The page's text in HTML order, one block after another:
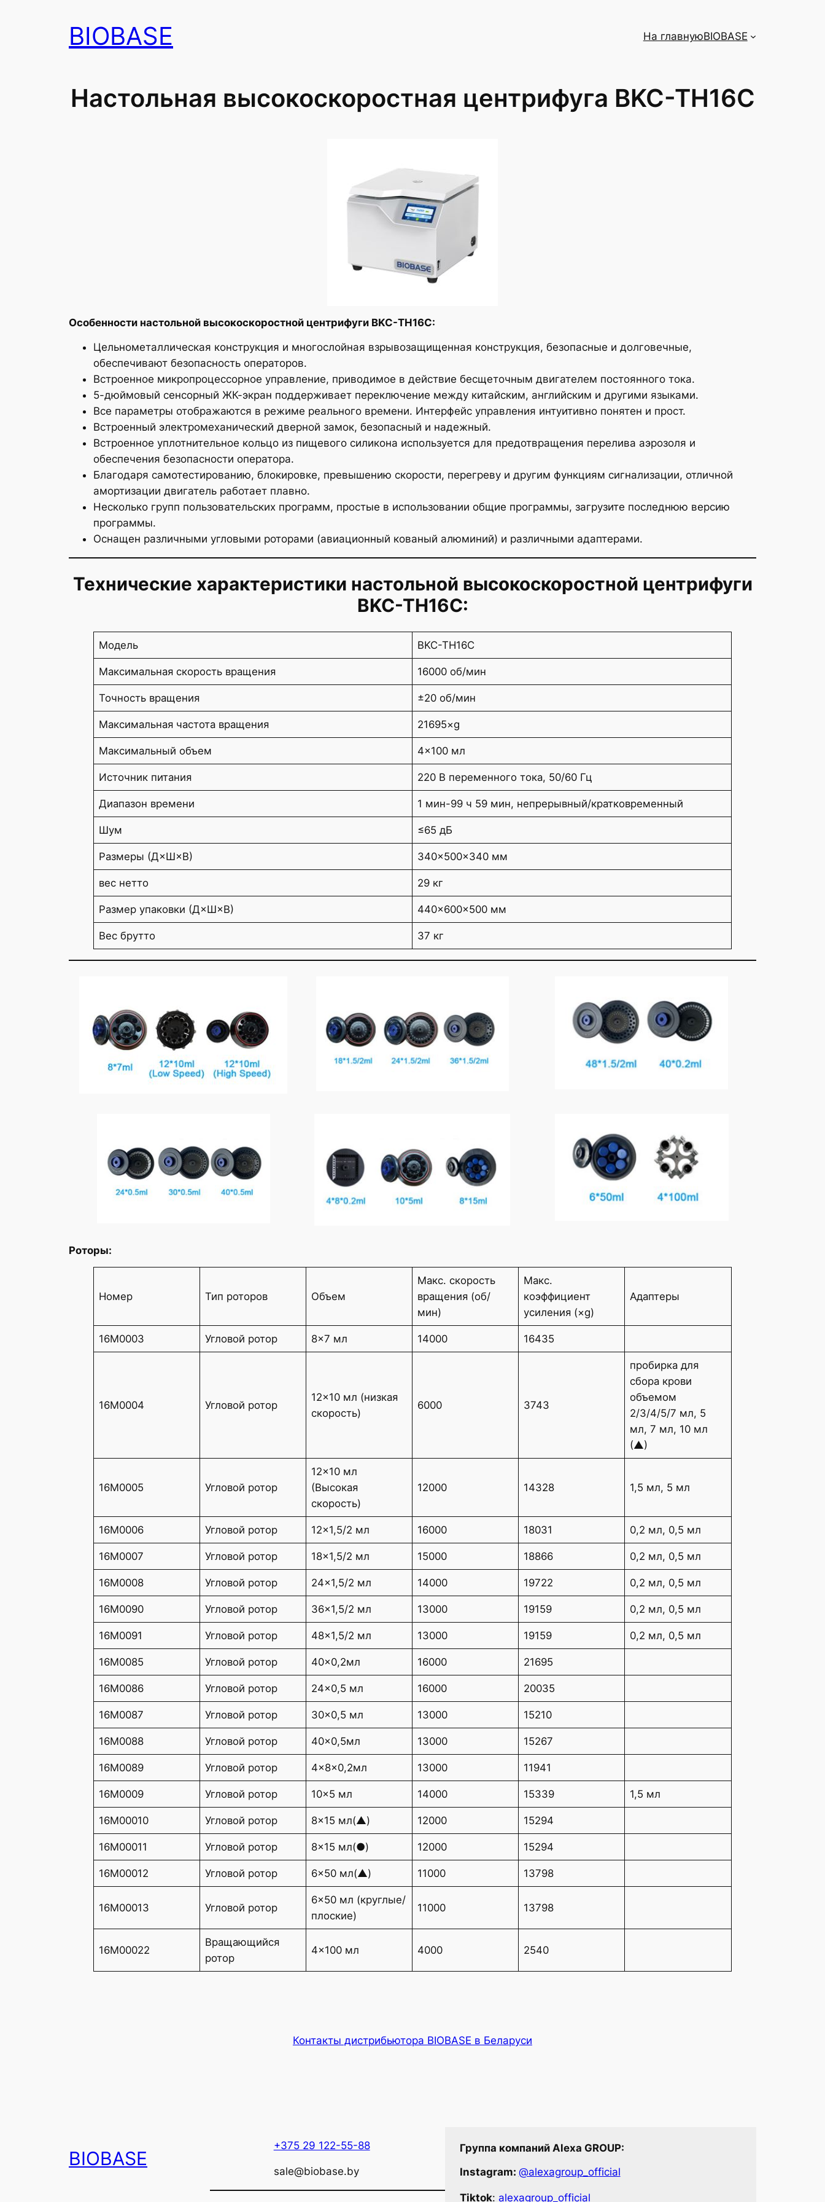
содержимомуBIOBASE На главнуюBIOBASE
Настольная высокоскоростная центрифуга BKC-TH16C
Особенности настольной высокоскоростной центрифуги BKC-TH16C:
Цельнометаллическая конструкция и многослойная взрывозащищенная конструкция, безопасные и долговечные,
обеспечивают безопасность операторов.
Встроенное микропроцессорное управление, приводимое в действие бесщеточным двигателем постоянного тока.
5-дюймовый сенсорный ЖК-экран поддерживает переключение между китайским, английским и другими языками.
Все параметры отображаются в режиме реального времени. Интерфейс управления интуитивно понятен и прост.
Встроенный электромеханический дверной замок, безопасный и надежный.
Встроенное уплотнительное кольцо из пищевого силикона используется для предотвращения перелива аэрозоля и
обеспечения безопасности оператора.
Благодаря самотестированию, блокировке, превышению скорости, перегреву и другим функциям сигнализации, отличной
амортизации двигатель работает плавно.
Несколько групп пользовательских программ, простые в использовании общие программы, загрузите последнюю версию
программы.
Оснащен различными угловыми роторами (авиационный кованый алюминий) и различными адаптерами.
Технические характеристики настольной высокоскоростной центрифуги
BKC-TH16C:
Модель BKC-TH16C
Максимальная скорость вращения 16000 об/мин
Точность вращения ±20 об/мин
Максимальная частота вращения 21695×g
Максимальный объем 4×100 мл
Источник питания 220 В переменного тока, 50/60 Гц
Диапазон времени 1 мин-99 ч 59 мин, непрерывный/кратковременный
Шум ≤65 дБ
Размеры (Д×Ш×В) 340×500×340 мм
вес нетто 29 кг
Размер упаковки (Д×Ш×В) 440×600×500 мм
Вес брутто 37 кг
Роторы:
Номер Тип роторов Объем
Макс. скорость
вращения (об/
мин)
Макс.
коэффициент
усиления (×g)
Адаптеры
16M0003 Угловой ротор 8×7 мл 14000 16435
16M0004 Угловой ротор
12×10 мл (низкая
скорость)
6000 3743
пробирка для
сбора крови
объемом
2/3/4/5/7 мл, 5
мл, 7 мл, 10 мл
(▲)
16M0005 Угловой ротор
12×10 мл
(Высокая
скорость)
12000 14328 1,5 мл, 5 мл
16M0006 Угловой ротор 12×1,5/2 мл 16000 18031 0,2 мл, 0,5 мл
16M0007 Угловой ротор 18×1,5/2 мл 15000 18866 0,2 мл, 0,5 мл
16M0008 Угловой ротор 24×1,5/2 мл 14000 19722 0,2 мл, 0,5 мл
16M0090 Угловой ротор 36×1,5/2 мл 13000 19159 0,2 мл, 0,5 мл
16M0091 Угловой ротор 48×1,5/2 мл 13000 19159 0,2 мл, 0,5 мл
16M0085 Угловой ротор 40×0,2мл 16000 21695
16M0086 Угловой ротор 24×0,5 мл 16000 20035
16M0087 Угловой ротор 30×0,5 мл 13000 15210
16M0088 Угловой ротор 40×0,5мл 13000 15267
16M0089 Угловой ротор 4×8×0,2мл 13000 11941
16M0009 Угловой ротор 10×5 мл 14000 15339 1,5 мл
16M00010 Угловой ротор 8×15 мл(▲) 12000 15294
16M00011 Угловой ротор 8×15 мл(●) 12000 15294
16M00012 Угловой ротор 6×50 мл(▲) 11000 13798
16M00013 Угловой ротор
6×50 мл (круглые/
плоские)
11000 13798
16M00022
Вращающийся
ротор
4×100 мл 4000 2540
Контакты дистрибьютора BIOBASE в Беларуси
BIOBASE
+375 29 122-55-88
sale@biobase.by
Группа компаний Alexa GROUP:
Instagram: @alexagroup_official
Tiktok: alexagroup_official